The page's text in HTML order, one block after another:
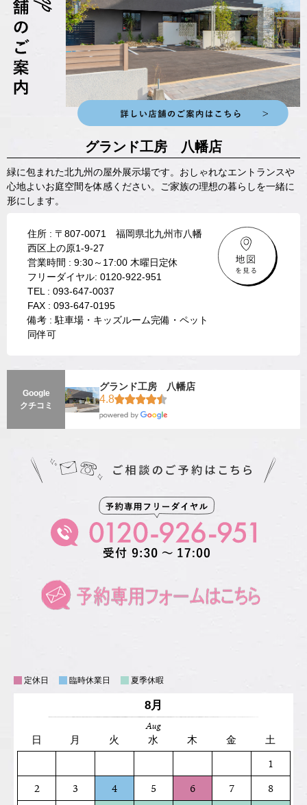
グランド工房 八幡店
緑に包まれた北九州の屋外展示場です。おしゃれなエントランスや
心地よいお庭空間を体感ください。ご家族の理想の暮らしを一緒に
形にします。
住所 : 〒807-0071 福岡県北九州市八幡
西区上の原1-9-27
営業時間 : 9:30～17:00 木曜日定休
フリーダイヤル: 0120-922-951
TEL : 093-647-0037
FAX : 093-647-0195
備考 : 駐車場・キッズルーム完備・ペット
同伴可
Google
クチコミ
グランド工房 八幡店
4.8
定休日 臨時休業日 夏季休暇
8月
Aug
日 月 火 水 木 金 土
1
2
3 4 5 6 7
8